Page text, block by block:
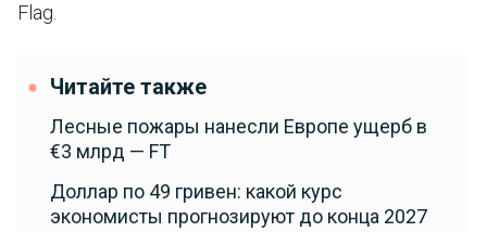
Flag.
Читайте также
Лесные пожары нанесли Европе ущерб в
€3 млрд — FT
Доллар по 49 гривен: какой курс
экономисты прогнозируют до конца 2027